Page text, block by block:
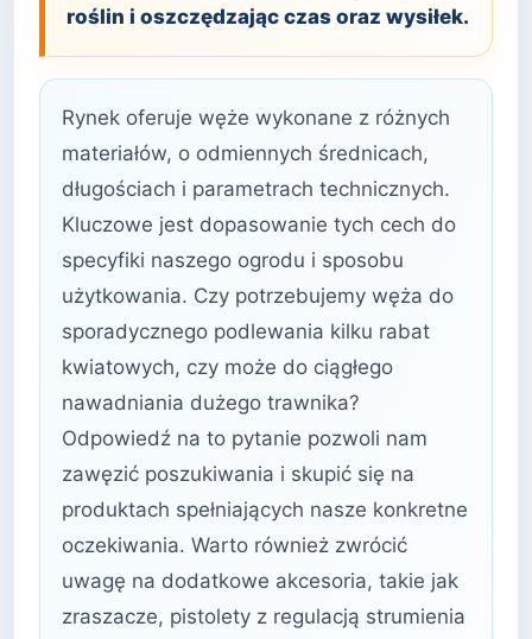
roślin i oszczędzając czas oraz wysiłek.
Rynek oferuje węże wykonane z różnych
materiałów, o odmiennych średnicach,
długościach i parametrach technicznych.
Kluczowe jest dopasowanie tych cech do
specyfiki naszego ogrodu i sposobu
użytkowania. Czy potrzebujemy węża do
sporadycznego podlewania kilku rabat
kwiatowych, czy może do ciągłego
nawadniania dużego trawnika?
Odpowiedź na to pytanie pozwoli nam
zawęzić poszukiwania i skupić się na
produktach spełniających nasze konkretne
oczekiwania. Warto również zwrócić
uwagę na dodatkowe akcesoria, takie jak
zraszacze, pistolety z regulacją strumienia